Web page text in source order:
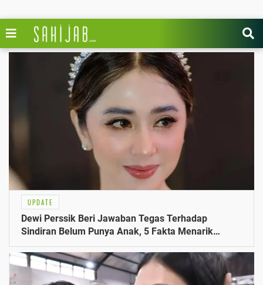
UPDATE
Dewi Perssik Beri Jawaban Tegas Terhadap
Sindiran Belum Punya Anak, 5 Fakta Menarik
Terungkap